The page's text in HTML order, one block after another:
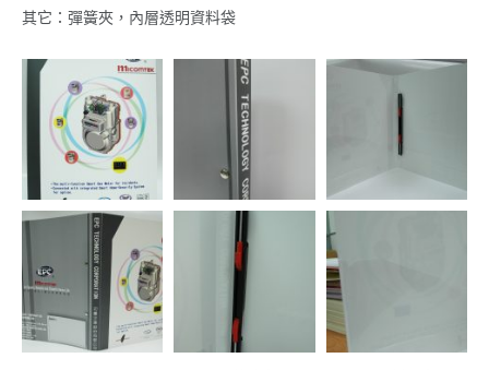
其它：彈簧夾，內層透明資料袋